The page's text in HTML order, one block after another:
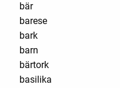
bär
barese
bark
barn
bärtork
basilika